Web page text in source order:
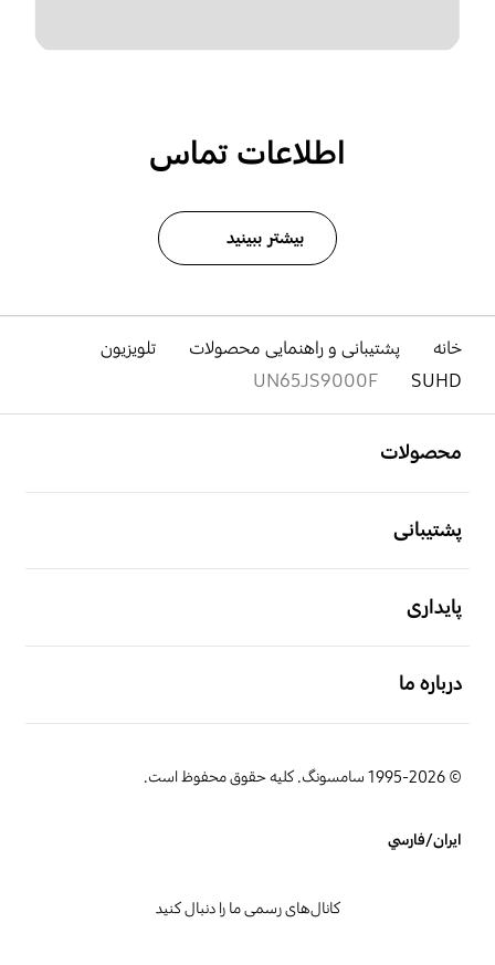
اطلاعات تماس
بیشتر ببینید
خانه پشتیبانی و راهنمایی محصولات
تلویزیون
SUHD
UN65JS9000F
محصولات
پشتیبانی
پایداری
درباره ما
© 1995-2026 سامسونگ. کلیه حقوق محفوظ است.
ایران/فارسي
کانال‌های رسمی ما را دنبال کنید